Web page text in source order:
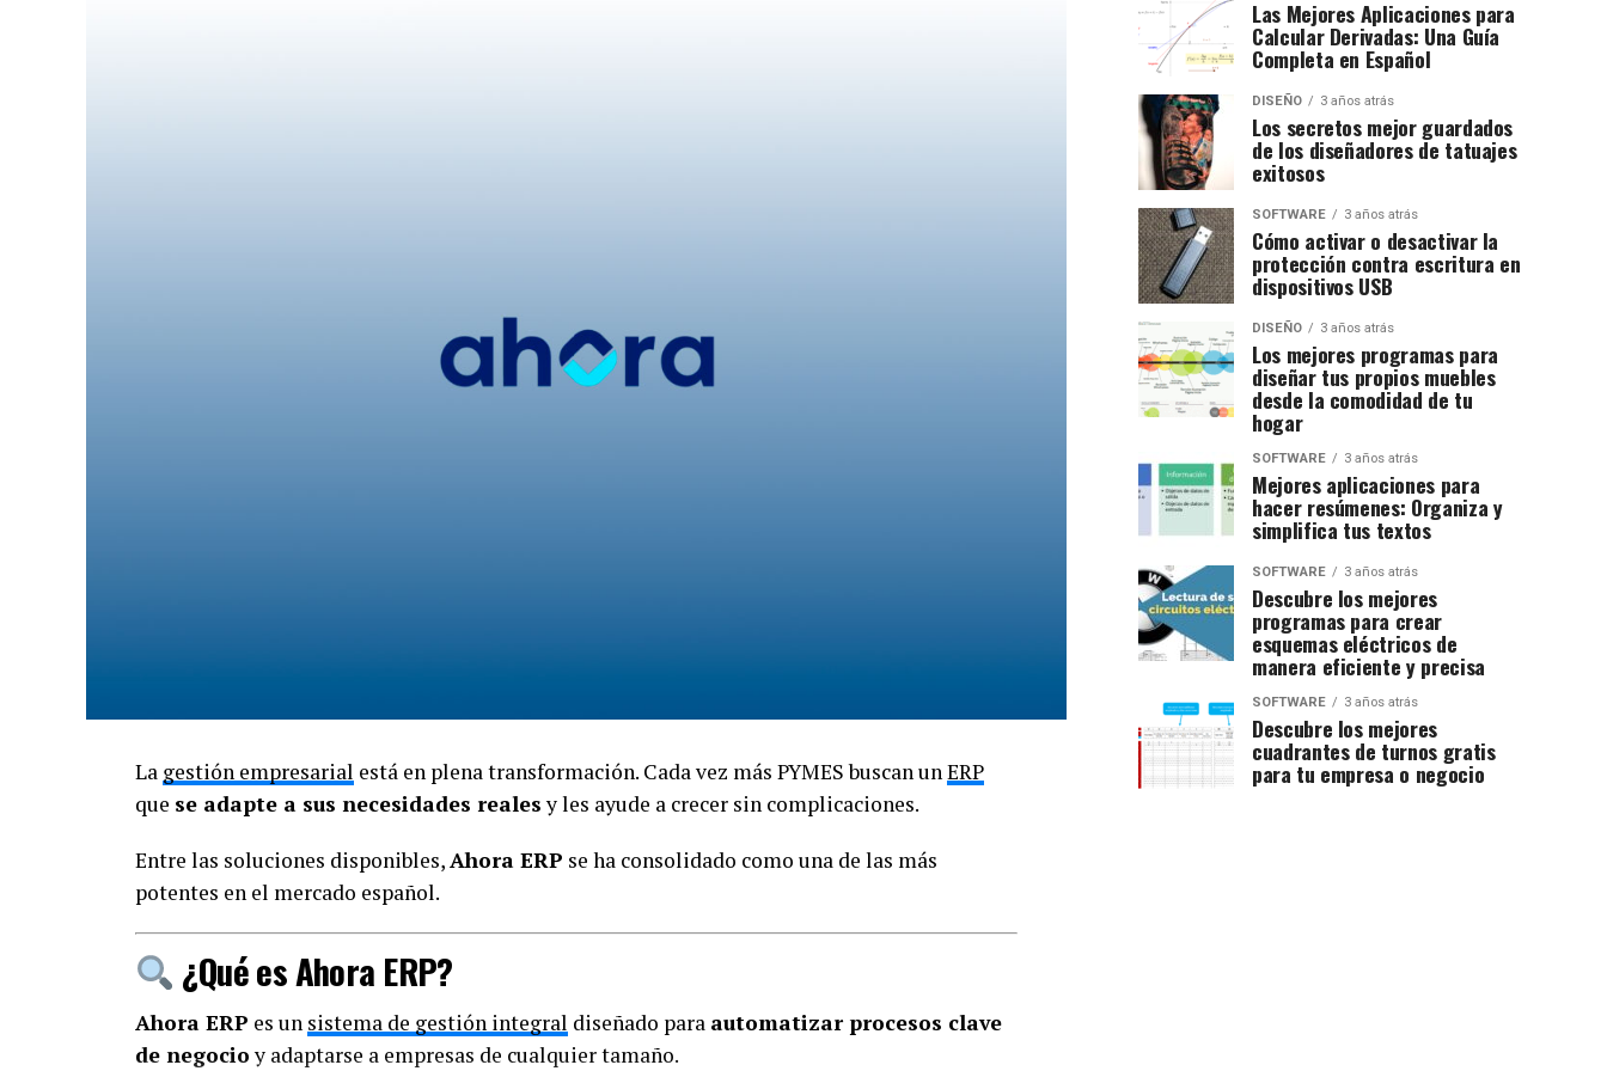
Todo desde un entorno sencillo, rápido y accesible desde cualquier dispositivo,
sin necesidad de descargar nada desde la tienda de aplicaciones.
Entidades educativas
Inscripciones de alumnos, matrículas y gestión económica.
Da el salto a la digitalización con TPV Club
Con TPV Club, tu entidad será más ágil, profesional y preparada para crecer.
La digitalización ya no es el futuro, es el presente.
Software gestión deportiva
La gestión empresarial está en plena transformación. Cada vez más PYMES buscan unERP
que se adapte a sus necesidades realesy les ayude a crecer sin complicaciones.
Entre las soluciones disponibles,Ahora ERP se ha consolidado como una de las más
potentes en el mercado español.
¿Qué es Ahora ERP?
Ahora ERP es un sistema de gestión integral diseñado para automatizar procesos clave
de negocioy adaptarse a empresas de cualquier tamaño.
Las Mejores Aplicaciones para
Calcular Derivadas: Una Guía
Completa en Español
DISEÑO 3 años atrás
Los secretos mejor guardados
de los diseñadores de tatuajes
exitosos
SOFTWARE 3 años atrás
Cómo activar o desactivar la
protección contra escritura en
dispositivos USB
DISEÑO 3 años atrás
Los mejores programas para
diseñar tus propios muebles
desde la comodidad de tu
hogar
SOFTWARE 3 años atrás
Mejores aplicaciones para
hacer resúmenes: Organiza y
simplifica tus textos
SOFTWARE 3 años atrás
Descubre los mejores
programas para crear
esquemas eléctricos de
manera eficiente y precisa
SOFTWARE 3 años atrás
Descubre los mejores
cuadrantes de turnos gratis
para tu empresa o negocio